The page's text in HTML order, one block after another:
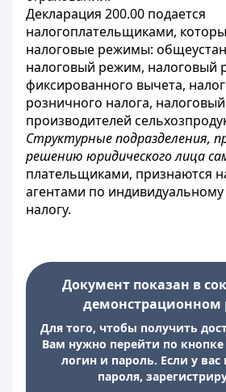
Декларация 200.00 подается
налогоплательщиками,
налоговые режимы:
налоговый режим, налоговый
фиксированного вычета,
розничного налога,
производителей
Структурные подразделения,
решению юридического лица
плательщиками, признаются
агентами по
налогу.
Документ показан в
Для того, чтобы получить
Вам нужно перейти по
логин и пароль. Если у вас
пароля,